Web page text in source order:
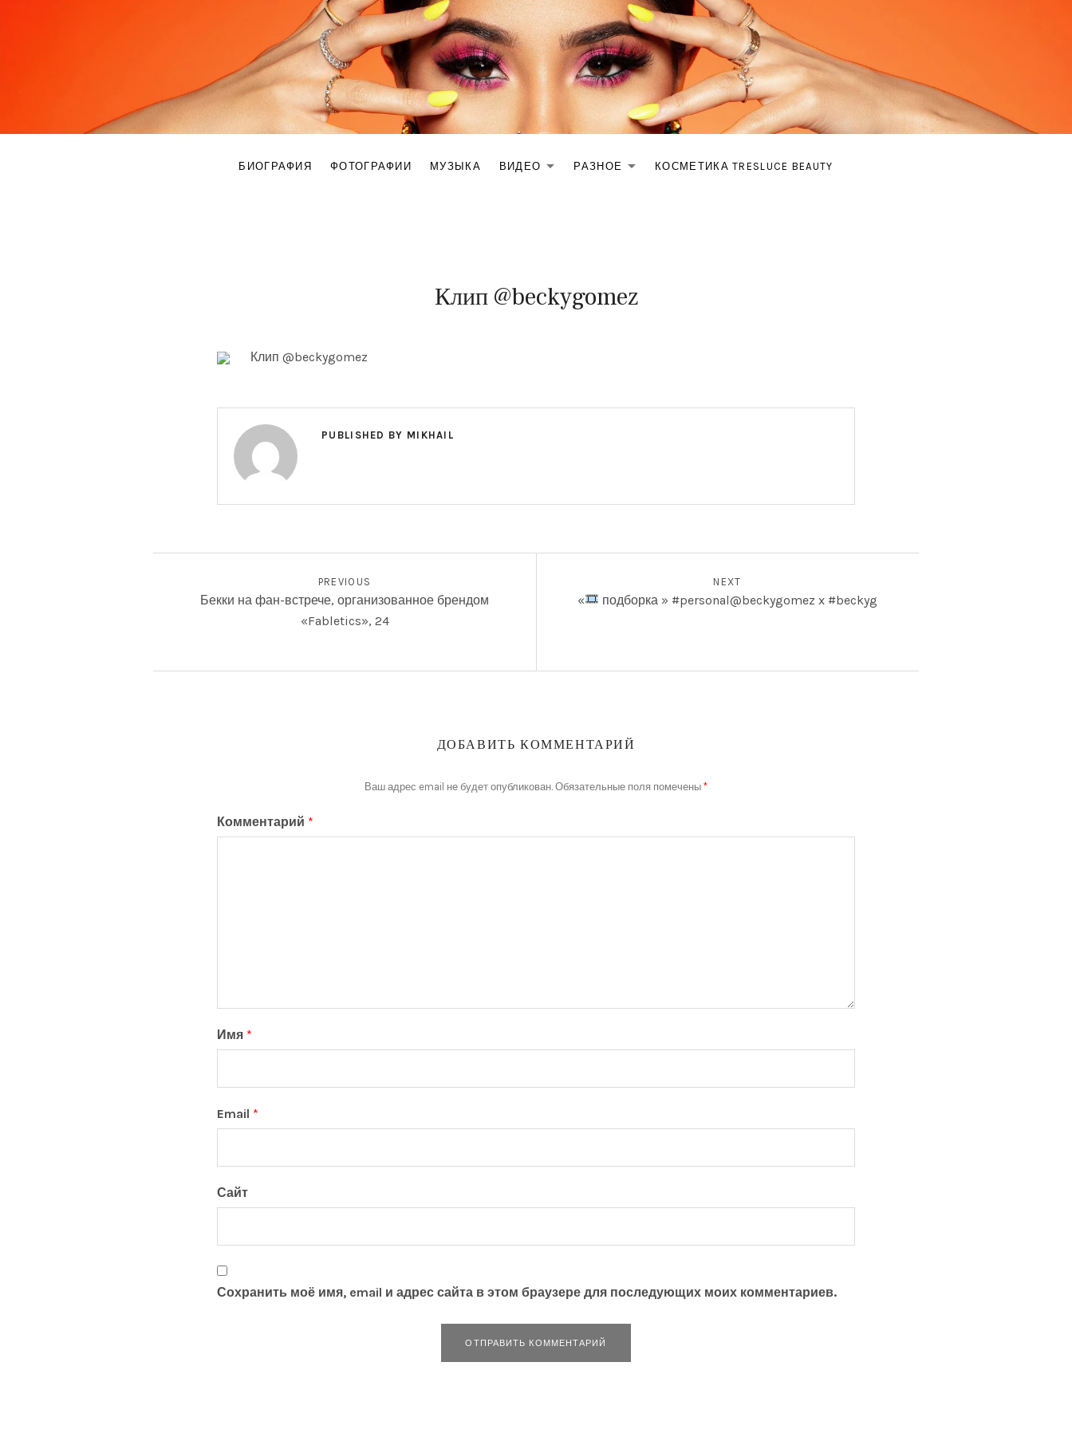
E
ДЖИ
БИОГРАФИЯ ФОТОГРАФИИ МУЗЫКА ВИДЕО РАЗНОЕ КОСМЕТИКА TRESLUCE BEAUTY
Клип @beckygomez
ФЕВРАЛЯ,
2025
MIKHAIL
Клип @beckygomez
PUBLISHED BY MIKHAIL
PREVIOUS
Бекки на фан-встрече, организованное брендом
«Fabletics», 24
NEXT
« подборка » #personal@beckygomez x #beckyg
ДОБАВИТЬ КОММЕНТАРИЙ
Ваш адрес email не будет опубликован. Обязательные поля помечены *
Комментарий *
Имя *
Email *
Сайт
Сохранить моё имя, email и адрес сайта в этом браузере для последующих моих комментариев.